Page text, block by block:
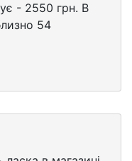
- 2550 грн. В
54